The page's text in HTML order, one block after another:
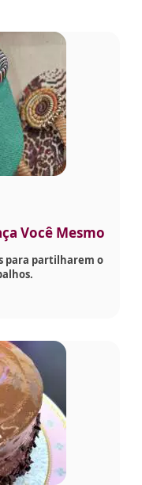
Você Mesmo
para partilharem o